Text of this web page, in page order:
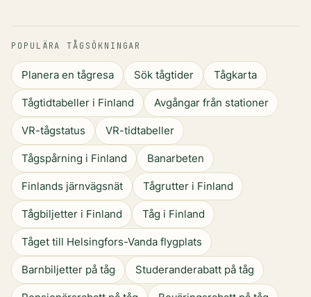
POPULÄRA TÅGSÖKNINGAR
Planera en tågresa Sök tågtider Tågkarta
Tågtidtabeller i Finland Avgångar från stationer
VR-tågstatus VR-tidtabeller
Tågspårning i Finland Banarbeten
Finlands järnvägsnät Tågrutter i Finland
Tågbiljetter i Finland Tåg i Finland
Tåget till Helsingfors-Vanda flygplats
Barnbiljetter på tåg Studeranderabatt på tåg